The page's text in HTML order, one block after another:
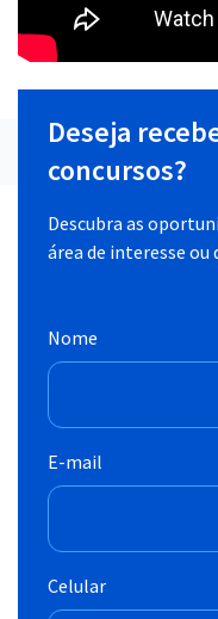
Deseja
concursos?
Descubra as
área de interesse ou
Nome
E-mail
Celular